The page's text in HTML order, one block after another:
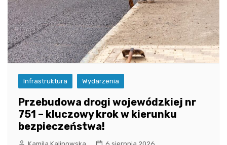
Infrastruktura Wydarzenia
Przebudowa drogi wojewódzkiej nr
751 – kluczowy krok w kierunku
bezpieczeństwa!